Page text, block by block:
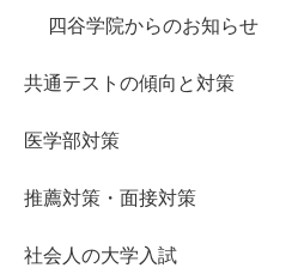
四谷学院からのお知らせ
共通テストの傾向と対策
医学部対策
推薦対策・面接対策
社会人の大学入試